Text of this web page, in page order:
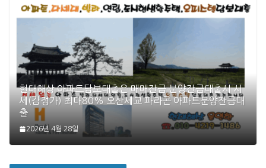
현대해상 아파트담보대출은 매매잔금 분양잔금대출시 시
세(감정가) 최대80% 오산세교 파라곤 아파트분양잔금대
출
2026년 4월 28일